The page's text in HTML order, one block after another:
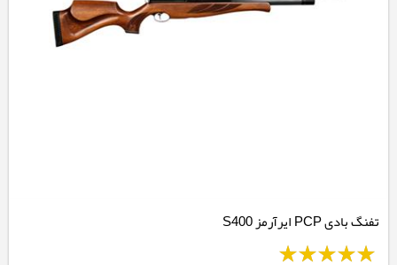
تفنگ بادی PCP ایرآرمز S400